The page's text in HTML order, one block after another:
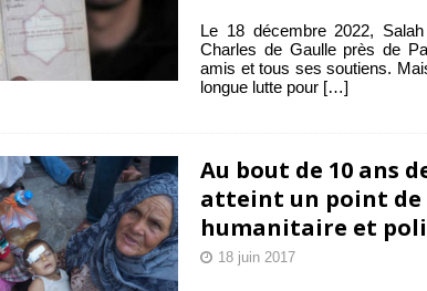
Le 18 décembre 2022,
Charles de Gaulle près de
amis et tous ses soutiens.
longue lutte pour […]
Au bout de 10 ans
atteint un point
humanitaire et
18 juin 2017